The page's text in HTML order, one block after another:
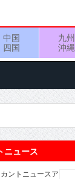
中国
四国
九州
沖縄
ニュース
ントニュースア